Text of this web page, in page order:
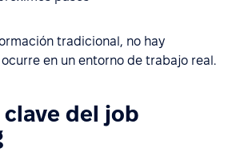
tradicional, no hay
en un entorno de trabajo real.
del job